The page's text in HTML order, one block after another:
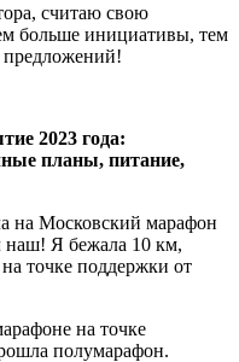
считаю свою
больше инициативы, тем
2023 года:
планы, питание,
на Московский марафон
наш! Я бежала 10 км,
точке поддержки от
на точке
полумарафон.